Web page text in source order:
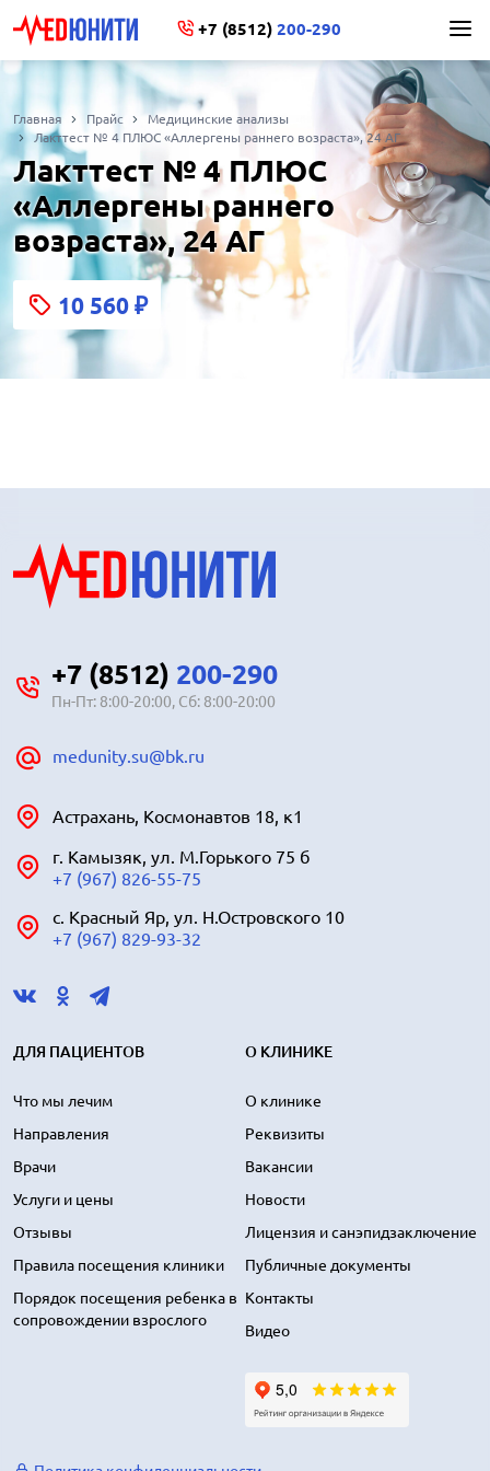
+7 (8512) 200-290
Главная Прайс
Медицинские анализы
Лакттест № 4 ПЛЮС «Аллергены раннего возраста», 24 АГ
Лакттест № 4 ПЛЮС
«Аллергены раннего
возраста», 24 АГ
10 560 ₽
+7 (8512) 200-290
Пн-Пт: 8:00-20:00, Сб: 8:00-20:00
medunity.su@bk.ru
Астрахань, Космонавтов 18, к1
г. Камызяк, ул. М.Горького 75 б
+7 (967) 826-55-75
с. Красный Яр, ул. Н.Островского 10
+7 (967) 829-93-32
ДЛЯ ПАЦИЕНТОВ
Что мы лечим
Направления
Врачи
Услуги и цены
Отзывы
Правила посещения клиники
Порядок посещения ребенка в
сопровождении взрослого
О КЛИНИКЕ
О клинике
Реквизиты
Вакансии
Новости
Лицензия и санэпидзаключение
Публичные документы
Контакты
Видео